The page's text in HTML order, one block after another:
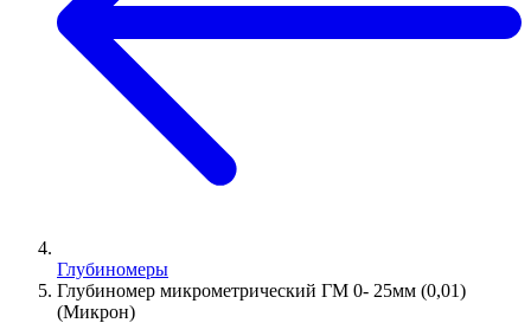
Глубиномеры
Глубиномер микрометрический ГМ 0- 25мм (0,01)
(Микрон)